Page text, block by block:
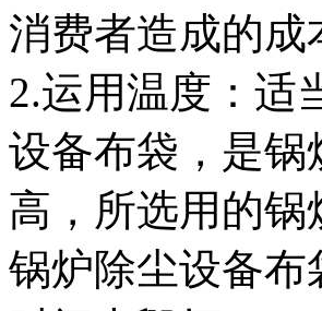
消费者造成的
2.运用温度：适
设备布袋，是
高，所选用的
锅炉除尘设备